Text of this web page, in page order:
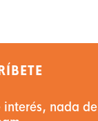
interés, nada de